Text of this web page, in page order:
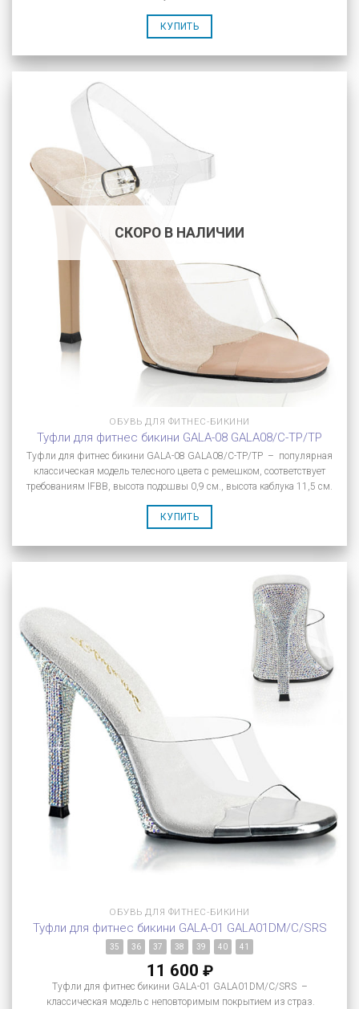
КУПИТЬ
СКОРО В НАЛИЧИИ
ОБУВЬ ДЛЯ ФИТНЕС-БИКИНИ
Туфли для фитнес бикини GALA-08 GALA08/C-TP/TP
Туфли для фитнес бикини GALA-08 GALA08/C-TP/TP – популярная
классическая модель телесного цвета с ремешком, соответствует
требованиям IFBB, высота подошвы 0,9 см., высота каблука 11,5 см.
КУПИТЬ
ОБУВЬ ДЛЯ ФИТНЕС-БИКИНИ
Туфли для фитнес бикини GALA-01 GALA01DM/C/SRS
35 36 37 38 39 40 41
11 600 ₽
Туфли для фитнес бикини GALA-01 GALA01DM/C/SRS –
классическая модель с неповторимым покрытием из страз.